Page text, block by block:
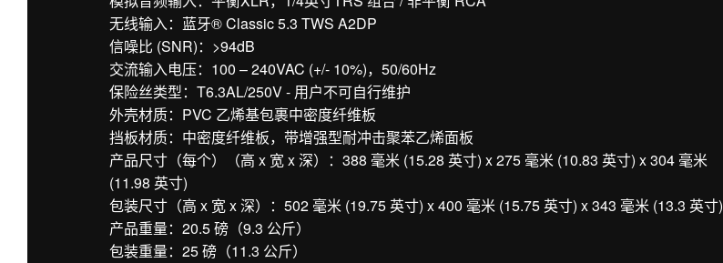
无线输入：蓝牙® Classic 5.3 TWS A2DP
信噪比 (SNR)：>94dB
交流输入电压：100 – 240VAC (+/- 10%)，50/60Hz
保险丝类型：T6.3AL/250V - 用户不可自行维护
外壳材质：PVC 乙烯基包裹中密度纤维板
挡板材质：中密度纤维板，带增强型耐冲击聚苯乙烯面板
产品尺寸（每个）（高 x 宽 x 深）：388 毫米 (15.28 英寸) x 275 毫米 (10.83 英寸) x 304 毫米
(11.98 英寸)
包装尺寸（高 x 宽 x 深）：502 毫米 (19.75 英寸) x 400 毫米 (15.75 英寸) x 343 毫米 (13.3 英寸)
产品重量：20.5 磅（9.3 公斤）
包装重量：25 磅（11.3 公斤）